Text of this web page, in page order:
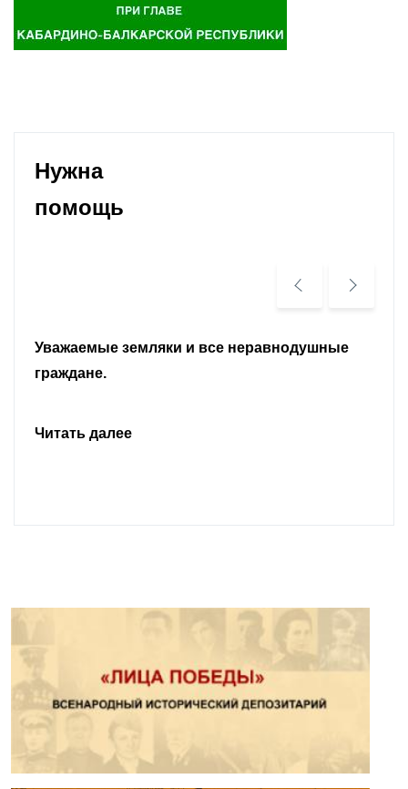
Нужна
помощь
Уважаемые земляки и все неравнодушные
граждане.
Читать далее